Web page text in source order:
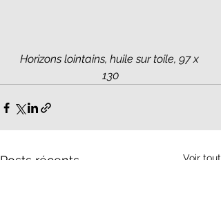
Horizons lointains, huile sur toile, 97 x
130
Posts récents Voir tout